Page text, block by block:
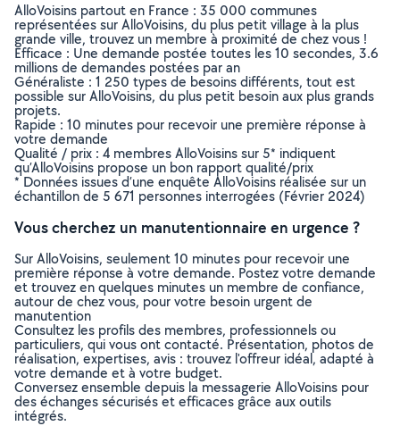
AlloVoisins partout en France : 35 000 communes
représentées sur AlloVoisins, du plus petit village à la plus
grande ville, trouvez un membre à proximité de chez vous !
Efficace : Une demande postée toutes les 10 secondes, 3.6
millions de demandes postées par an
Généraliste : 1 250 types de besoins différents, tout est
possible sur AlloVoisins, du plus petit besoin aux plus grands
projets.
Rapide : 10 minutes pour recevoir une première réponse à
votre demande
Qualité / prix : 4 membres AlloVoisins sur 5* indiquent
qu’AlloVoisins propose un bon rapport qualité/prix
* Données issues d’une enquête AlloVoisins réalisée sur un
échantillon de 5 671 personnes interrogées (Février 2024)
Vous cherchez un manutentionnaire en urgence ?
Sur AlloVoisins, seulement 10 minutes pour recevoir une
première réponse à votre demande. Postez votre demande
et trouvez en quelques minutes un membre de confiance,
autour de chez vous, pour votre besoin urgent de
manutention
Consultez les profils des membres, professionnels ou
particuliers, qui vous ont contacté. Présentation, photos de
réalisation, expertises, avis : trouvez l'offreur idéal, adapté à
votre demande et à votre budget.
Conversez ensemble depuis la messagerie AlloVoisins pour
des échanges sécurisés et efficaces grâce aux outils
intégrés.